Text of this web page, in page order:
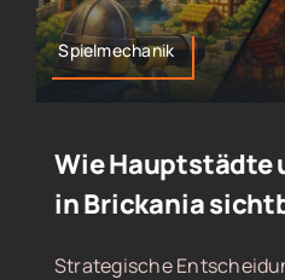
Spielmechanik
Wie Hauptstädte
in Brickania
Strategische